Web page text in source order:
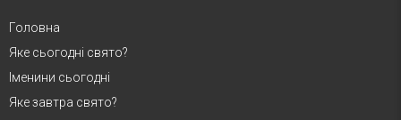
Головна
Яке сьогодні свято?
Іменини сьогодні
Яке завтра свято?